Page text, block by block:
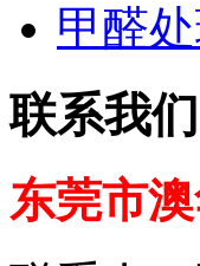
甲醛
联系我们
东莞市